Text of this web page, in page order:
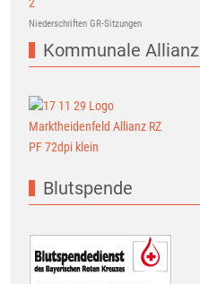
Niederschriften GR-Sitzungen
Kommunale Allianz
Blutspende